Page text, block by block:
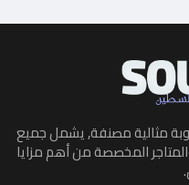
مثالية مصنفة, يشمل جميع
المخصصة من أهم مزايا